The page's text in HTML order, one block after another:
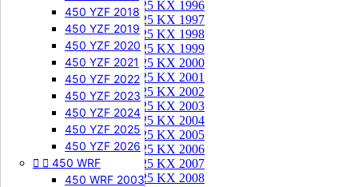
450 YZF 2018
450 YZF 2019
450 YZF 2020
450 YZF 2021
450 YZF 2022
450 YZF 2023
450 YZF 2024
450 YZF 2025
450 YZF 2026
  450 WRF
450 WRF 2003
125 KX 1996
125 KX 1997
125 KX 1998
125 KX 1999
125 KX 2000
125 KX 2001
125 KX 2002
125 KX 2003
125 KX 2004
125 KX 2005
125 KX 2006
125 KX 2007
125 KX 2008